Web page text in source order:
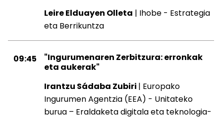
Leire Elduayen Olleta | Ihobe - Estrategia
eta Berrikuntza
09:45
"Ingurumenaren Zerbitzura: erronkak
eta aukerak"
Irantzu Sádaba Zubiri | Europako
Ingurumen Agentzia (EEA) - Unitateko
burua – Eraldaketa digitala eta teknologia-